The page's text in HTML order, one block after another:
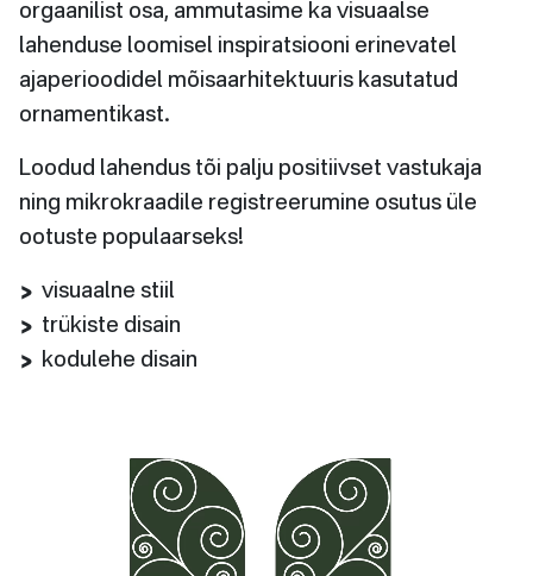
orgaanilist osa, ammutasime ka visuaalse
lahenduse loomisel inspiratsiooni erinevatel
ajaperioodidel mõisaarhitektuuris kasutatud
ornamentikast.
Loodud lahendus tõi palju positiivset vastukaja
ning mikrokraadile registreerumine osutus üle
ootuste populaarseks!
visuaalne stiil
trükiste disain
kodulehe disain